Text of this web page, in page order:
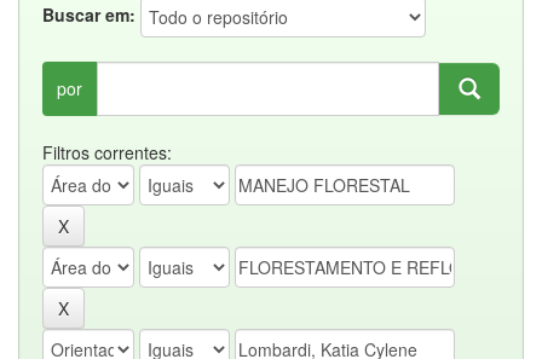
Buscar em:
por
Filtros correntes: